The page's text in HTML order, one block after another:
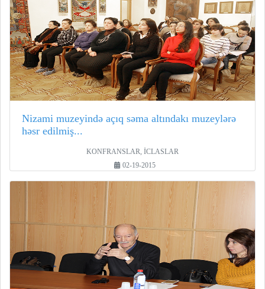
Nizami muzeyində açıq səma altındakı muzeylərə
həsr edilmiş...
KONFRANSLAR, İCLASLAR
02-19-2015